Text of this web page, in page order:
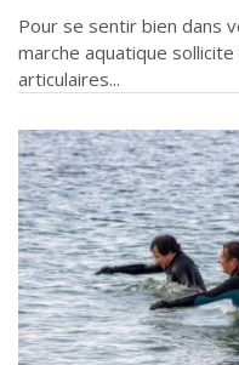
Pour se sentir bien dans
marche aquatique
articulaires...